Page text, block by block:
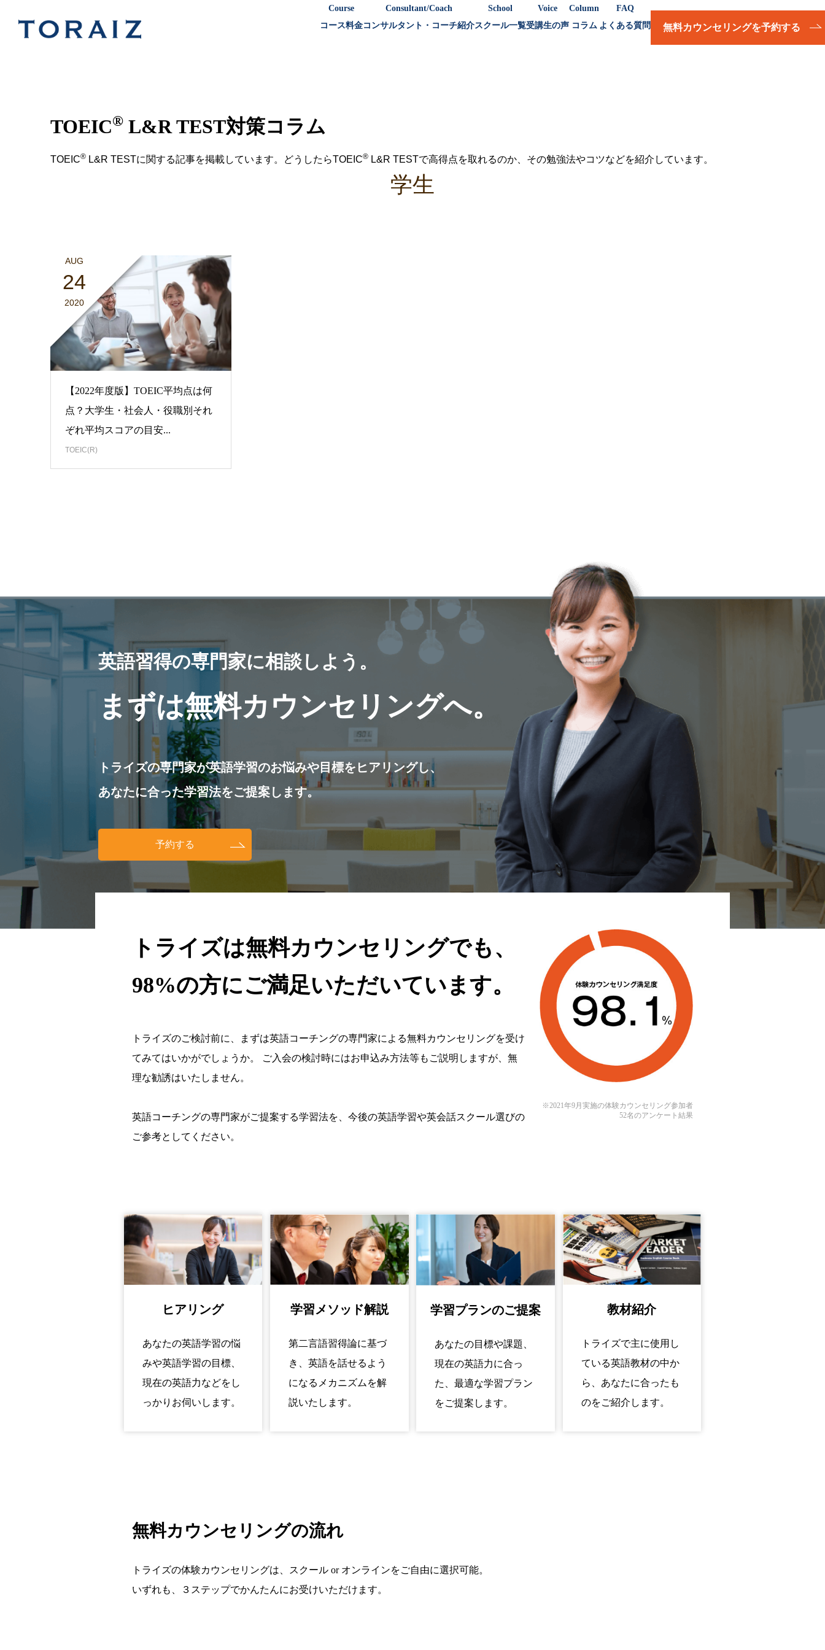
Course
コース料金
Consultant/Coach
コンサルタント・コーチ紹介
School
スクール一覧
Voice
受講生の声
Column
コラム
FAQ
よくある質問
無料カウンセリングを予約する
TOEIC® L&R TEST対策コラム
TOEIC® L&R TESTに関する記事を掲載しています。どうしたらTOEIC® L&R TESTで高得点を取れるのか、その勉強法やコツなどを紹介しています。
学生
AUG
24
2020
【2022年度版】TOEIC平均点は何
点？大学生・社会人・役職別それ
ぞれ平均スコアの目安...
TOEIC(R)
英語習得の専門家に相談しよう。
まずは無料カウンセリングへ。
トライズの専門家が英語学習のお悩みや目標をヒアリングし、
あなたに合った学習法をご提案します。
予約する
トライズは無料カウンセリングでも、
98%の方にご満足いただいています。
トライズのご検討前に、まずは英語コーチングの専門家による無料カウンセリングを受け
てみてはいかがでしょうか。 ご入会の検討時にはお申込み方法等もご説明しますが、無
理な勧誘はいたしません。
英語コーチングの専門家がご提案する学習法を、今後の英語学習や英会話スクール選びの
ご参考としてください。
※2021年9月実施の体験カウンセリング参加者
52名のアンケート結果
ヒアリング
あなたの英語学習の悩
みや英語学習の目標、
現在の英語力などをし
っかりお伺いします。
学習メソッド解説
第二言語習得論に基づ
き、英語を話せるよう
になるメカニズムを解
説いたします。
学習プランのご提案
あなたの目標や課題、
現在の英語力に合っ
た、最適な学習プラン
をご提案します。
教材紹介
トライズで主に使用し
ている英語教材の中か
ら、あなたに合ったも
のをご紹介します。
無料カウンセリングの流れ
トライズの体験カウンセリングは、スクール or オンラインをご自由に選択可能。
いずれも、３ステップでかんたんにお受けいただけます。